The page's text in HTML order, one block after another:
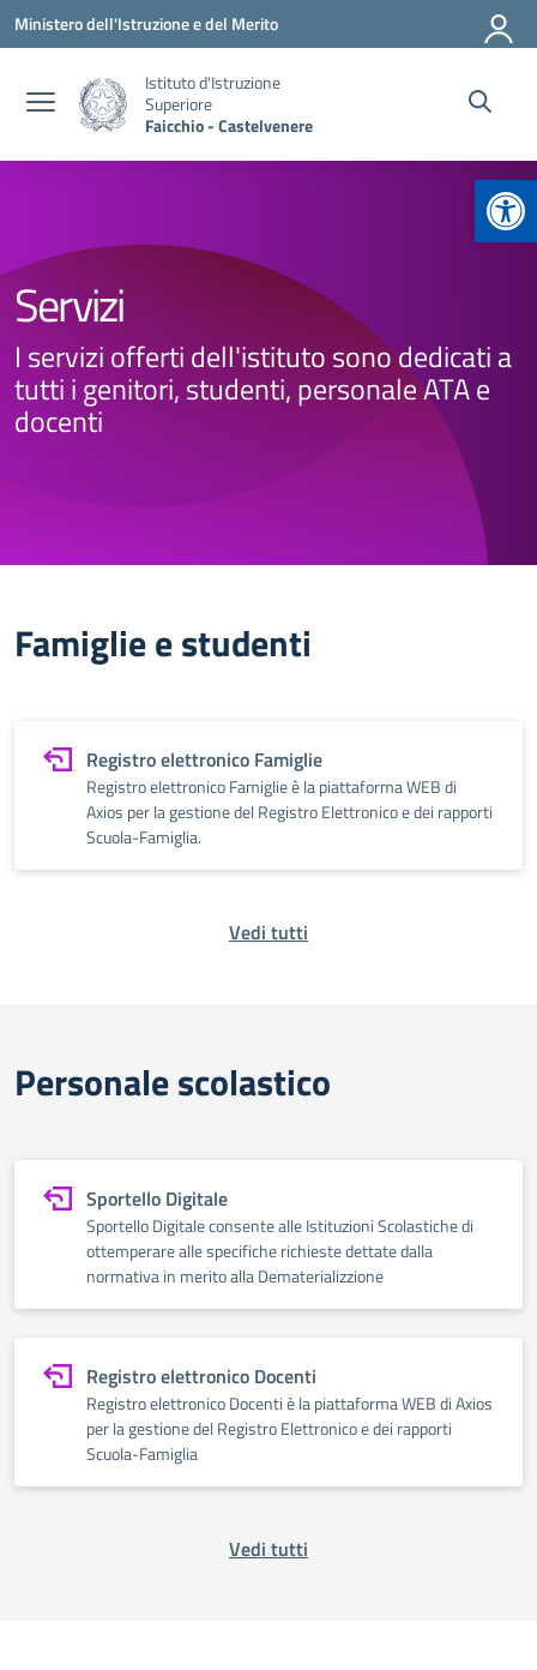
Vai ai contenuti
Vai al menu di navigazione
Vai al footer
Ministero dell'Istruzione e del Merito
Istituto d'Istruzione
Superiore
Faicchio - Castelvenere
Servizi
I servizi offerti dell'istituto sono dedicati a
tutti i genitori, studenti, personale ATA e
docenti
Famiglie e studenti
Registro elettronico Famiglie
Registro elettronico Famiglie è la piattaforma WEB di
Axios per la gestione del Registro Elettronico e dei rapporti
Scuola-Famiglia.
Vedi tutti
Personale scolastico
Sportello Digitale
Sportello Digitale consente alle Istituzioni Scolastiche di
ottemperare alle specifiche richieste dettate dalla
normativa in merito alla Dematerializzione
Registro elettronico Docenti
Registro elettronico Docenti è la piattaforma WEB di Axios
per la gestione del Registro Elettronico e dei rapporti
Scuola-Famiglia
Vedi tutti